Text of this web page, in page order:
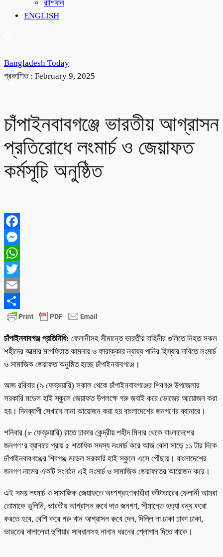
রাশিফল
ENGLISH
Bangladesh Today
প্রকাশিত : February 9, 2025
চাঁপাইনবাবগঞ্জে ভারতীয় আগ্রাসন
প্রতিরোধে লংমার্চ ও জেয়াফত
কর্মসূচি অনুষ্ঠিত
Facebook
Messenger
WhatsApp
Twitter
Email
Share
চাঁপাইনবাবগঞ্জ প্রতিনিধি: ফেলানীসহ সীমান্তে ভারতীয় বাহিনীর গুলিতে নিহত সকল
শহীদের আত্মার মাগফিরাত কামনায় ও ফারাক্কার ন্যায্য পানির হিস্যার দাবিতে লংমার্চ
ও সামাজিক জেয়াফত অনুষ্ঠিত হচ্ছে চাঁপাইনবাবগঞ্জে।
আজ রবিবার (৯ ফেব্রুয়ারি) সকাল থেকে চাঁপাইনবাবগঞ্জের শিবগঞ্জ উপজেলার
সরকারি মডেল হাই স্কুলে জেয়াফত উপলক্ষে গরু জবাই করে ভোজের আয়োজন করা
হয়। দিনব্যাপী সেখানে নানা আয়োজন করা হয় বাংলাদেশের জনগণের ব্যানারে।
শনিবার (৮ ফেব্রুয়ারি) রাতে ঢাকার কেন্দ্রীয় শহীদ মিনার থেকে বাংলাদেশের
জনগণ‘র ব্যানারে প্রায় ৫ শতাধিক সদস্য লংমার্চ করে আজ বেলা সাড়ে ১১ টার দিকে
চাঁপাইনবাবগঞ্জের শিবগঞ্জ মডেল সরকারি হাই স্কুলে এসে পৌঁছায়। বাংলাদেশের
জনগণ নামের একটি সংগঠন এই লংমার্চ ও সামাজিক জেয়াফতের আয়োজন করে।
এই সময় লংমার্চ ও সামাজিক জেয়াফতে অংশগ্রহণকারীরা কাঁটাতারের ফেলানী আমরা
তোমাকে ভুলিনি, ভারতীয় আগ্রাসন রুখে দাও জনগণ, সীমান্তে হত্যা বন্ধ করো
করতে হবে, বেশি করে গরু খান আগ্রাসন রুখে দেন, দিল্লি না ঢাকা ঢাকা ঢাকা,
ভারতের দালালেরা হুশিয়ার সাবধানসহ নানান ধরনের শ্লোগান দিতে থাকে।